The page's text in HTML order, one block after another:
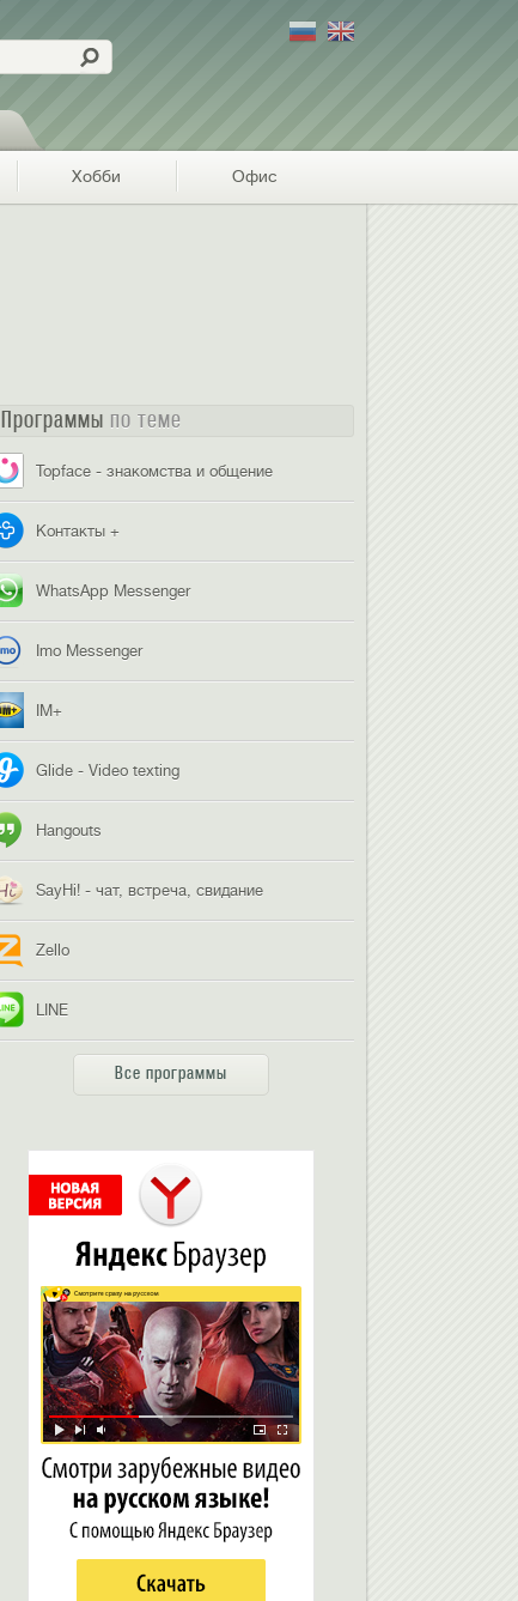
Хобби Офис
Программы по теме
Topface - знакомства и общение
Контакты +
WhatsApp Messenger
Imo Messenger
IM+
Glide - Video texting
Hangouts
SayHi! - чат, встреча, свидание
Zello
LINE
Все программы